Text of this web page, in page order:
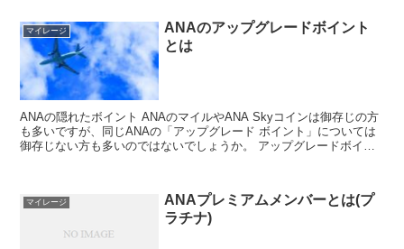
マイレージ
ANAのアップグレードボイント
とは
ANAの隠れたボイント ANAのマイルやANA Skyコインは御存じの方
も多いですが、同じANAの「アップグレード ボイント」については
御存じない方も多いのではないでしょうか。 アップグレードボイン
マイレージ
ANAプレミアムメンバーとは(プ
ラチナ)